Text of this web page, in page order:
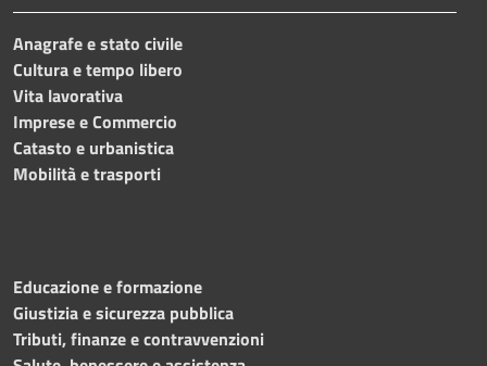
Anagrafe e stato civile
Cultura e tempo libero
Vita lavorativa
Imprese e Commercio
Catasto e urbanistica
Mobilità e trasporti
Educazione e formazione
Giustizia e sicurezza pubblica
Tributi, finanze e contravvenzioni